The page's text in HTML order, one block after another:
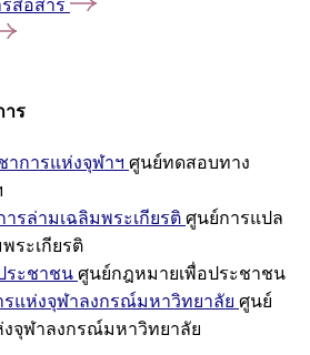
สื่อสาร
าร
การแห่งจุฬาฯ ศูนย์ทดสอบทาง
รล่ามเฉลิมพระเกียรติ ศูนย์การแปล
ระเกียรติ
ระชาชน ศูนย์กฎหมายเพื่อประชาชน
แห่งจุฬาลงกรณ์มหาวิทยาลัย ศูนย์
จุฬาลงกรณ์มหาวิทยาลัย